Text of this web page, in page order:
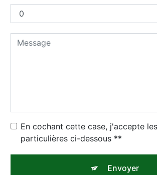
En cochant cette case, j'accepte
particulières ci-dessous **
Envoyer